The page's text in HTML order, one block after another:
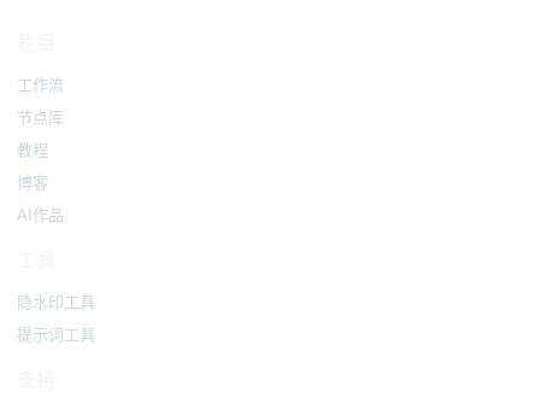
工作流
节点库
教程
博客
AI作品
隐水印工具
提示词工具